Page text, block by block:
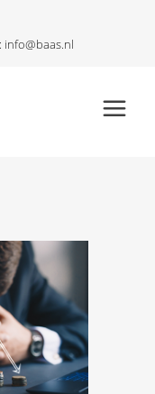
info@baas.nl